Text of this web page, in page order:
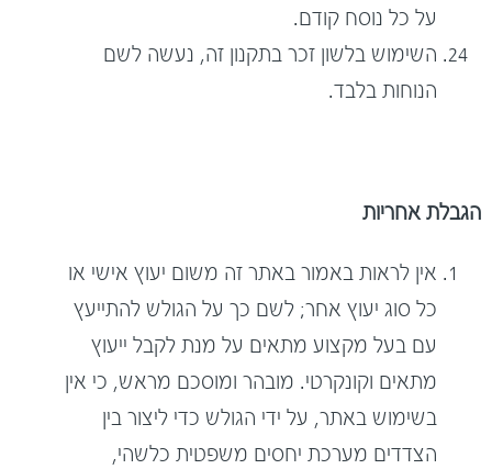
על כל נוסח קודם.
השימוש בלשון זכר בתקנון זה, נעשה לשם
הנוחות בלבד.
הגבלת אחריות
אין לראות באמור באתר זה משום יעוץ אישי או
כל סוג יעוץ אחר; לשם כך על הגולש להתייעץ
עם בעל מקצוע מתאים על מנת לקבל ייעוץ
מתאים וקונקרטי. מובהר ומוסכם מראש, כי אין
בשימוש באתר, על ידי הגולש כדי ליצור בין
הצדדים מערכת יחסים משפטית כלשהי,